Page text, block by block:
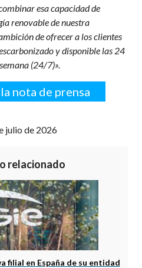
esa capacidad de
renovable de nuestra
de ofrecer a los clientes
y disponible las 24
(24/7)».
nota de prensa
julio de 2026
relacionado
filial en España de su entidad